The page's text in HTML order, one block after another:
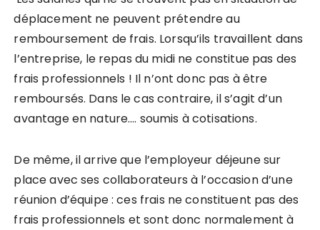
déplacement ne peuvent prétendre au
remboursement de frais. Lorsqu’ils travaillent dans
l’entreprise, le repas du midi ne constitue pas des
frais professionnels ! Il n’ont donc pas à être
remboursés. Dans le cas contraire, il s’agit d’un
avantage en nature…. soumis à cotisations.
De même, il arrive que l’employeur déjeune sur
place avec ses collaborateurs à l’occasion d’une
réunion d’équipe : ces frais ne constituent pas des
frais professionnels et sont donc normalement à